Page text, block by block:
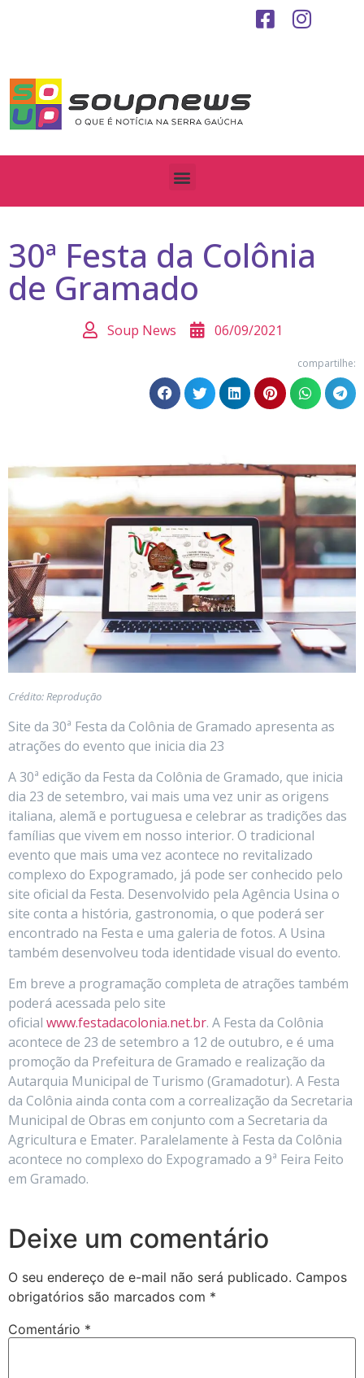
30ª Festa da Colônia
de Gramado
Soup News 06/09/2021
compartilhe:
Crédito: Reprodução
Site da 30ª Festa da Colônia de Gramado apresenta as
atrações do evento que inicia dia 23
A 30ª edição da Festa da Colônia de Gramado, que inicia
dia 23 de setembro, vai mais uma vez unir as origens
italiana, alemã e portuguesa e celebrar as tradições das
famílias que vivem em nosso interior. O tradicional
evento que mais uma vez acontece no revitalizado
complexo do Expogramado, já pode ser conhecido pelo
site oficial da Festa. Desenvolvido pela Agência Usina o
site conta a história, gastronomia, o que poderá ser
encontrado na Festa e uma galeria de fotos. A Usina
também desenvolveu toda identidade visual do evento.
Em breve a programação completa de atrações também
poderá acessada pelo site
oficial www.festadacolonia.net.br. A Festa da Colônia
acontece de 23 de setembro a 12 de outubro, e é uma
promoção da Prefeitura de Gramado e realização da
Autarquia Municipal de Turismo (Gramadotur). A Festa
da Colônia ainda conta com a correalização da Secretaria
Municipal de Obras em conjunto com a Secretaria da
Agricultura e Emater. Paralelamente à Festa da Colônia
acontece no complexo do Expogramado a 9ª Feira Feito
em Gramado.
Deixe um comentário
O seu endereço de e-mail não será publicado. Campos
obrigatórios são marcados com *
Comentário *